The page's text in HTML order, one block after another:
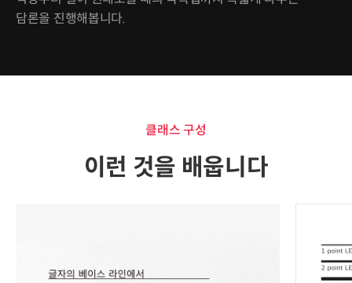
담론을 진행해봅니다.
클래스 구성
이런 것을 배웁니다